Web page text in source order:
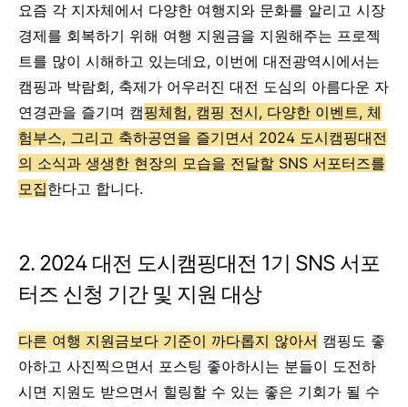
요즘 각 지자체에서 다양한 여행지와 문화를 알리고 시장
경제를 회복하기 위해 여행 지원금을 지원해주는 프로젝
트를 많이 시해하고 있는데요, 이번에 대전광역시에서는
캠핑과 박람회, 축제가 어우러진 대전 도심의 아름다운 자
연경관을 즐기며 캠핑체험, 캠핑 전시, 다양한 이벤트, 체
험부스, 그리고 축하공연을 즐기면서 2024 도시캠핑대전
의 소식과 생생한 현장의 모습을 전달할 SNS 서포터즈를
모집한다고 합니다.
2. 2024 대전 도시캠핑대전 1기 SNS 서포
터즈 신청 기간 및 지원 대상
다른 여행 지원금보다 기준이 까다롭지 않아서 캠핑도 좋
아하고 사진찍으면서 포스팅 좋아하시는 분들이 도전하
시면 지원도 받으면서 힐링할 수 있는 좋은 기회가 될 수